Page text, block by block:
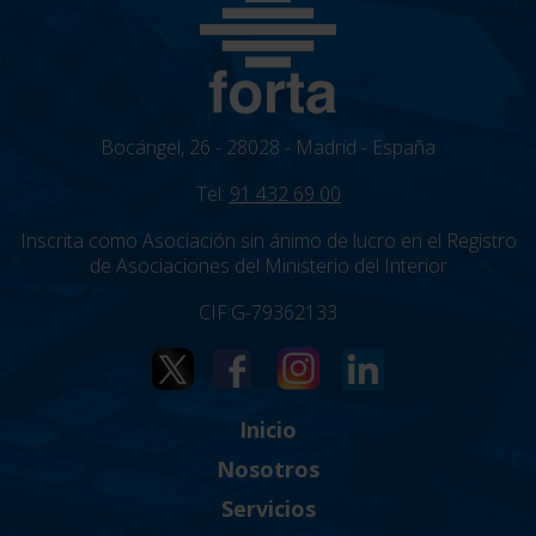
Bocángel, 26 - 28028 - Madrid - España
Tel: 91 432 69 00
Inscrita como Asociación sin ánimo de lucro en el Registro
de Asociaciones del Ministerio del Interior
CIF:G-79362133
Inicio
Nosotros
Servicios